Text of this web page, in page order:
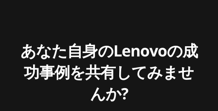
あなた自身のLenovoの成
功事例を共有してみませ
んか?